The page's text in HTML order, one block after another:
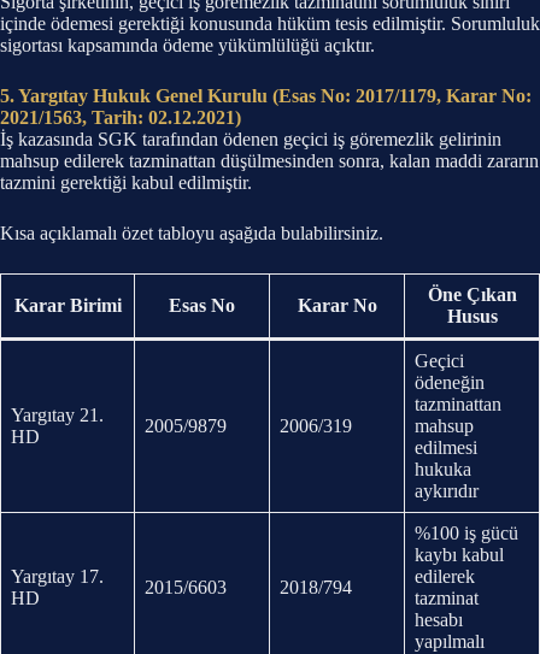
içinde ödemesi gerektiği konusunda hüküm tesis edilmiştir. Sorumluluk
sigortası kapsamında ödeme yükümlülüğü açıktır.
5. Yargıtay Hukuk Genel Kurulu (Esas No: 2017/1179, Karar No:
2021/1563, Tarih: 02.12.2021)
İş kazasında SGK tarafından ödenen geçici iş göremezlik gelirinin
mahsup edilerek tazminattan düşülmesinden sonra, kalan maddi zararın
tazmini gerektiği kabul edilmiştir.
Kısa açıklamalı özet tabloyu aşağıda bulabilirsiniz.
Karar Birimi Esas No Karar No
Öne Çıkan
Husus
Yargıtay 21.
HD
2005/9879 2006/319
Geçici
ödeneğin
tazminattan
mahsup
edilmesi
hukuka
aykırıdır
Yargıtay 17.
HD
2015/6603 2018/794
%100 iş gücü
kaybı kabul
edilerek
tazminat
hesabı
yapılmalı